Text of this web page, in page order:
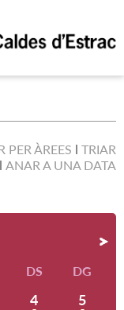
PER ÀREES
TRIAR
ANAR A UNA DATA
DS DG
4 5